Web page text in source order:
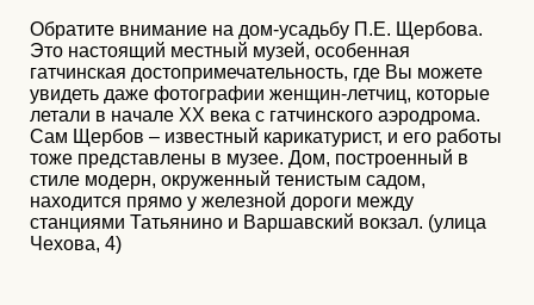
Обратите внимание на дом-усадьбу П.Е. Щербова.
Это настоящий местный музей, особенная
гатчинская достопримечательность, где Вы можете
увидеть даже фотографии женщин-летчиц, которые
летали в начале ХХ века с гатчинского аэродрома.
Сам Щербов – известный карикатурист, и его работы
тоже представлены в музее. Дом, построенный в
стиле модерн, окруженный тенистым садом,
находится прямо у железной дороги между
станциями Татьянино и Варшавский вокзал. (улица
Чехова, 4)